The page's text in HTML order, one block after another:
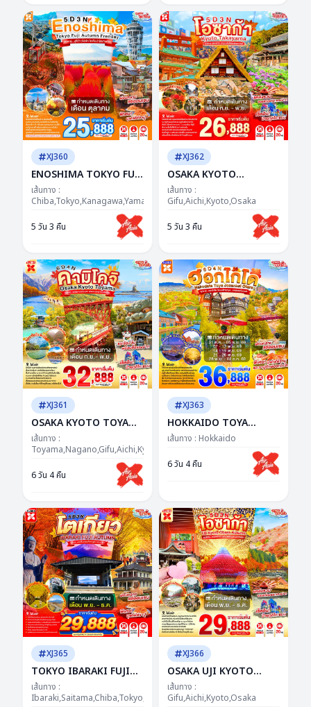
XJ360
ENOSHIMA TOKYO FUJI
AUTUMN FREEDAY 5D
3N BY XJ --- OCT'26 --
ซุปตาร์...ฟูจิว้าวไม่พัก โค
เคียน่ารักเกินเรื่อง
เส้นทาง :
Chiba,Tokyo,Kanagawa,Yamanashi
5 วัน 3 คืน
XJ362
OSAKA KYOTO
TAKAYAMA 5D 3N BY XJ
-- SEP - NOV'26 -- ซุป
ตาร์..ชิราคาวะ ละมุน คันไซ
อบอุ่นมากแม่
เส้นทาง :
Gifu,Aichi,Kyoto,Osaka
5 วัน 3 คืน
XJ361
OSAKA KYOTO TOYAMA
KAMIKOCHI 6D 4N BY
XJ -- SEP - NOV'26 ---
ซุปตาร์..รถไฟสายโรแมนติก
พิชิตคามิโคจิ วิวหลักล้าน
เส้นทาง :
Toyama,Nagano,Gifu,Aichi,Kyoto,Osaka
6 วัน 4 คืน
XJ363
HOKKAIDO TOYA
JOZANKEI OTARU 6D
DEC'26 -- ซุป
ตาร์...ฮอกไกโด โรแมนติก
เส้นทาง : Hokkaido
6 วัน 4 คืน
XJ365
TOKYO IBARAKI FUJI
AUTUMN 5D 3N BY XJ -
-- NOV - DEC'26 -- ซุป
เส้นทาง :
Ibaraki,Saitama,Chiba,Tokyo,Yamanashi
XJ366
OSAKA UJI KYOTO
OBARA AUTUMN 5D 3N
BY XJ -- NOV - DEC'26 --
เส้นทาง :
Gifu,Aichi,Kyoto,Osaka